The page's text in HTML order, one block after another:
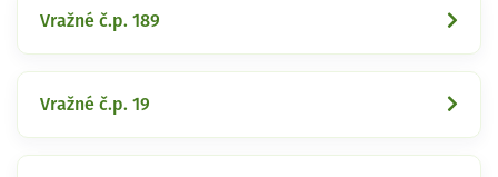
Vražné č.p. 189
Vražné č.p. 19